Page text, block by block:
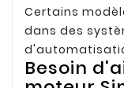
Certains
dans des
Besoin